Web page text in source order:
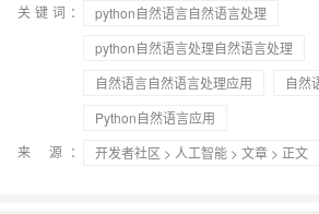
关键词：
python自然语言自然语言处理
python自然语言处理自然语言处理
自然语言自然语言处理应用
自然
Python自然语言应用
来 源：
开发者社区 > 人工智能 > 文章 > 正文